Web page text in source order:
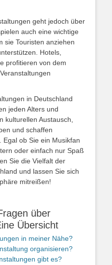
geht jedoch über
auch eine wichtige
sie Touristen anziehen
Hotels,
profitieren von dem
in Deutschland
jeden Alters und
kulturellen Austausch,
und schaffen
Egal ob Sie ein Musikfan
oder einfach nur Spaß
Sie die Vielfalt der
und lassen Sie sich
mitreißen!
über
Übersicht
in meiner Nähe?
organisieren?
gibt es?